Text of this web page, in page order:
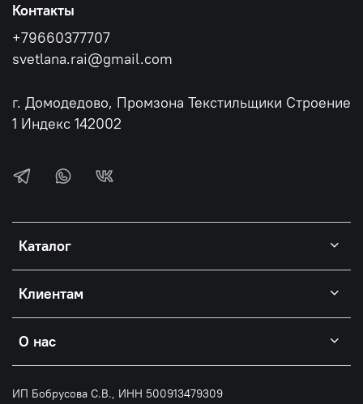
Каталог
Клиентам
О нас
Контакты
+79660377707
svetlana.rai@gmail.com
г. Домодедово, Промзона Текстильщики Строение
1 Индекс 142002
ИП Бобрусова С.В., ИНН 500913479309